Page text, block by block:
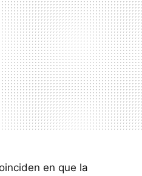
en que la